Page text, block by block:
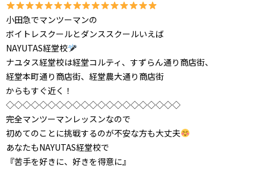
小田急でマンツーマンの
ボイトレスクールとダンススクールいえば
NAYUTAS経堂校
ナユタス経堂校は経堂コルティ、すずらん通り商店街、
経堂本町通り商店街、経堂農大通り商店街
からもすぐ近く！
◇◇◇◇◇◇◇◇◇◇◇◇◇◇◇◇◇◇◇◇◇
完全マンツーマンレッスンなので
初めてのことに挑戦するのが不安な方も大丈夫
あなたもNAYUTAS経堂校で
『苦手を好きに、好きを得意に』